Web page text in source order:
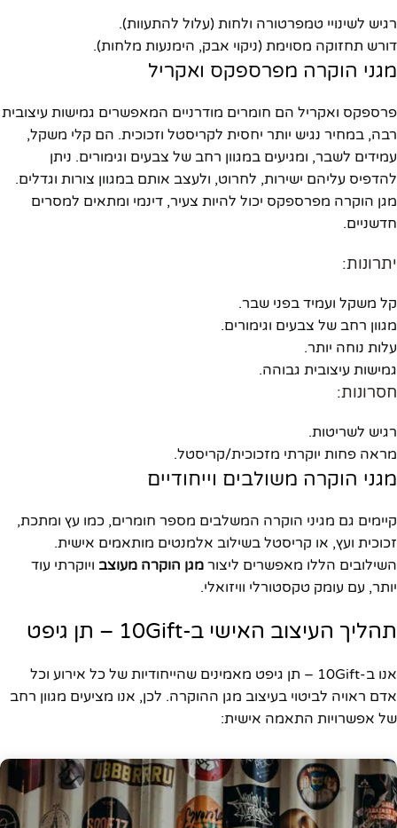
רגיש לשינויי טמפרטורה ולחות (עלול להתעוות).
דורש תחזוקה מסוימת (ניקוי אבק, הימנעות מלחות).
מגני הוקרה מפרספקס ואקריל
פרספקס ואקריל הם חומרים מודרניים המאפשרים גמישות עיצובית
רבה, במחיר נגיש יותר יחסית לקריסטל וזכוכית. הם קלי משקל,
עמידים לשבר, ומגיעים במגוון רחב של צבעים וגימורים. ניתן
להדפיס עליהם ישירות, לחרוט, ולעצב אותם במגוון צורות וגדלים.
מגן הוקרה מפרספקס יכול להיות צעיר, דינמי ומתאים למסרים
חדשניים.
יתרונות:
קל משקל ועמיד בפני שבר.
מגוון רחב של צבעים וגימורים.
עלות נוחה יותר.
גמישות עיצובית גבוהה.
חסרונות:
רגיש לשריטות.
מראה פחות יוקרתי מזכוכית/קריסטל.
מגני הוקרה משולבים וייחודיים
קיימים גם מגיני הוקרה המשלבים מספר חומרים, כמו עץ ומתכת,
זכוכית ועץ, או קריסטל בשילוב אלמנטים מותאמים אישית.
השילובים הללו מאפשרים ליצור מגן הוקרה מעוצב ויוקרתי עוד
יותר, עם עומק טקסטורלי וויזואלי.
תהליך העיצוב האישי ב-10Gift – תן גיפט
אנו ב-10Gift – תן גיפט מאמינים שהייחודיות של כל אירוע וכל
אדם ראויה לביטוי בעיצוב מגן ההוקרה. לכן, אנו מציעים מגוון רחב
של אפשרויות התאמה אישית: